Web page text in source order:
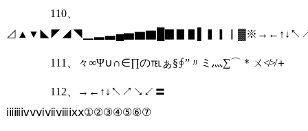
110、
111、々∞Ψ∪∩∈∏の℡ぁ§∮”〃ミ灬∑⌒＊ㄨ≮≯＋
112、→←↑↓↖↗↘↙〓
ⅰⅱⅲⅳⅴⅵⅶⅷⅸⅹ①②③④⑤⑥⑦